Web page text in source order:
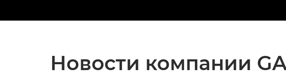
Новости компании